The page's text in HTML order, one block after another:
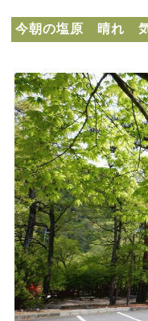
今朝の塩原 晴れ